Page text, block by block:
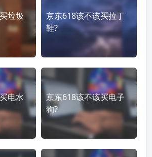
垃圾
京东618该不该买拉丁
鞋?
电水
京东618该不该买电子
狗?